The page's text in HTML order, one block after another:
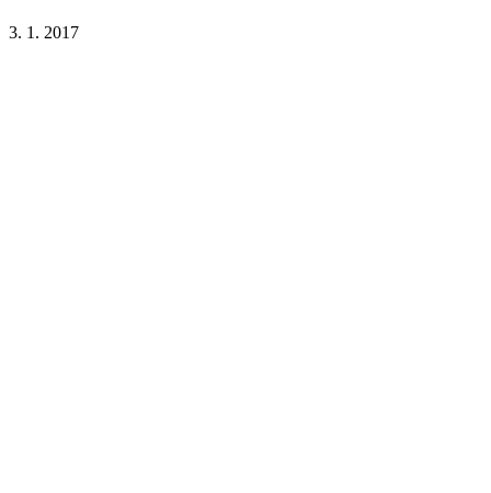
3. 1. 2017